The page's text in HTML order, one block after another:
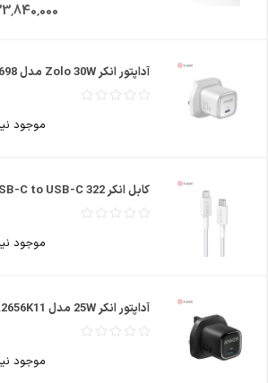
33٬840٬000
آداپتور انکر Zolo 30W مدل A2698
موجود
کابل انکر 322 USB-C to USB-C مدل A81F5H21
موجود
آداپتور انکر 25W مدل A2656K11
موجود